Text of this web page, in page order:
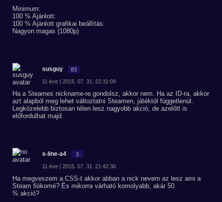
Minimum:
100 % Ajánlott:
100 % Ajánlott grafikai beállítás:
Nagyon magas (1080p)
susguy 83
11 éve | 2015. 07. 31. 22:31:09
Ha a Steames nickname-re gondolsz, akkor nem. Ha az ID-ra, akkor
azt alapból meg lehet változtatni Steamen, játéktól függetlenül.
Legközelebb biztosan télen lesz nagyobb akció, de azelőtt is
előfordulhat majd.
s-line-a4 3
11 éve | 2015. 07. 31. 21:42:30
Ha megveszem a CSS-t akkor abban a nick nevem az lesz ami a
Steam fiókomé? És mikorra várható komolyabb, akár 50
% akció?